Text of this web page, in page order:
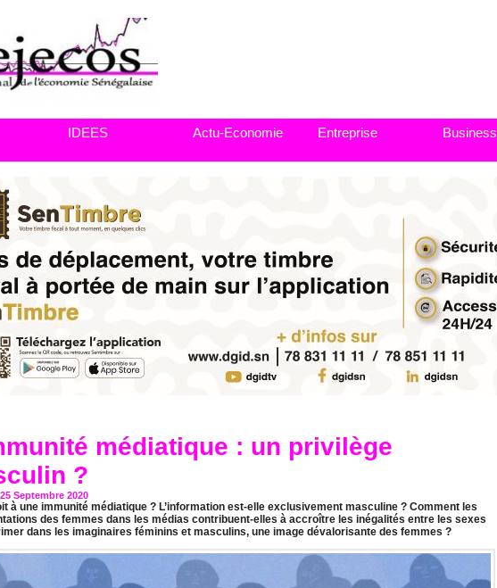
IDEES Actu-Economie Entreprise Business
médiatique : un privilège
?
Septembre 2020
à une immunité médiatique ? L’information est-elle exclusivement masculine ? Comment les
des femmes dans les médias contribuent-elles à accroître les inégalités entre les sexes
dans les imaginaires féminins et masculins, une image dévalorisante des femmes ?